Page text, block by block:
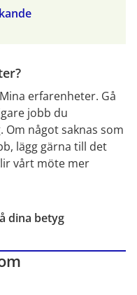
erfarenheter. Gå
jobb du
något saknas som
lägg gärna till det
vårt möte mer
dina betyg